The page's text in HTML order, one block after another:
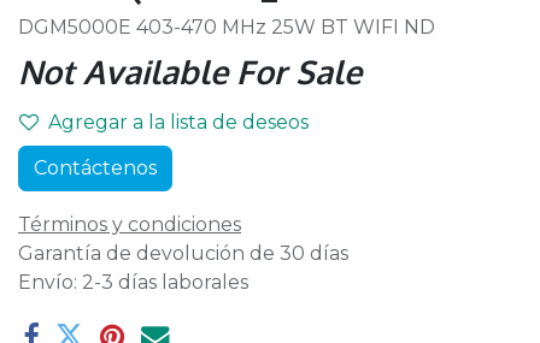
DGM5000E 403-470 MHz 25W BT WIFI ND
Not Available For Sale
Agregar a la lista de deseos
Contáctenos
Términos y condiciones
Garantía de devolución de 30 días
Envío: 2-3 días laborales